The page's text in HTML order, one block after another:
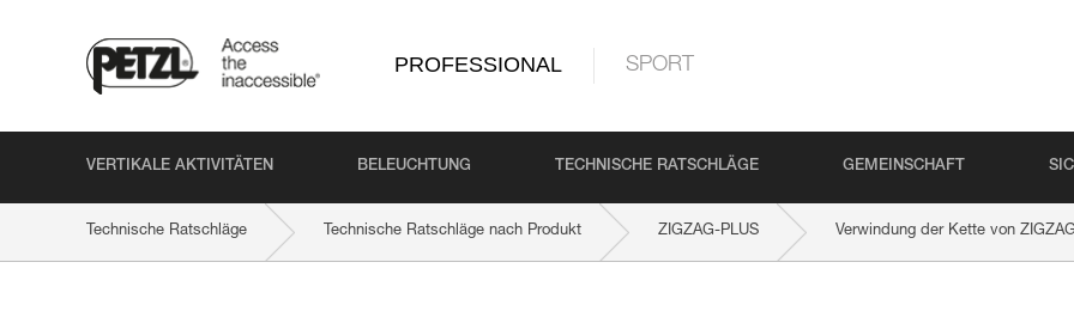
PROFESSIONAL SPORT
VERTIKALE AKTIVITÄTEN BELEUCHTUNG TECHNISCHE RATSCHLÄGE GEMEINSCHAFT
Technische Ratschläge Technische Ratschläge nach Produkt ZIGZAG-PLUS Verwindung der Kette von